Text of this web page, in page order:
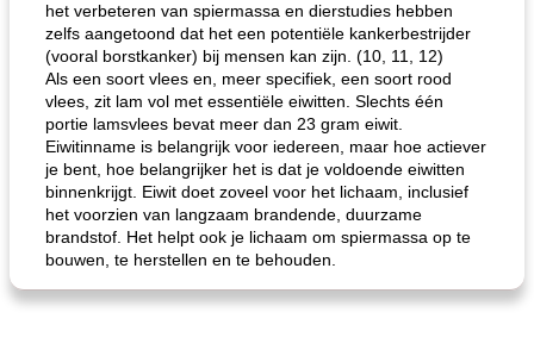
het verbeteren van spiermassa en dierstudies hebben
zelfs aangetoond dat het een potentiële kankerbestrijder
(vooral borstkanker) bij mensen kan zijn. (10, 11, 12)
Als een soort vlees en, meer specifiek, een soort rood
vlees, zit lam vol met essentiële eiwitten. Slechts één
portie lamsvlees bevat meer dan 23 gram eiwit.
Eiwitinname is belangrijk voor iedereen, maar hoe actiever
je bent, hoe belangrijker het is dat je voldoende eiwitten
binnenkrijgt. Eiwit doet zoveel voor het lichaam, inclusief
het voorzien van langzaam brandende, duurzame
brandstof. Het helpt ook je lichaam om spiermassa op te
bouwen, te herstellen en te behouden.